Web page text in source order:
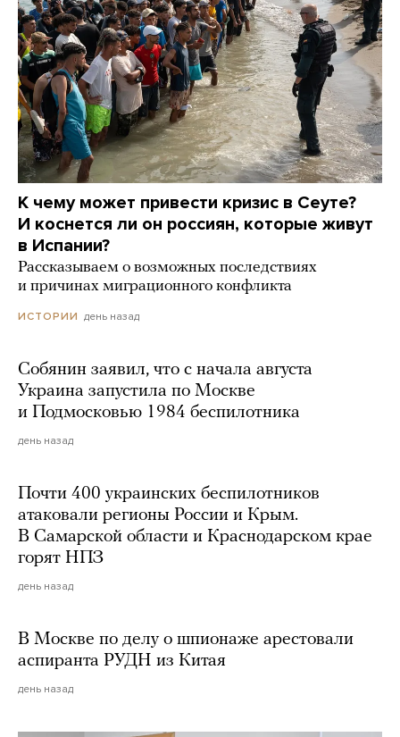
К чему может привести кризис в Сеуте?
И коснется ли он россиян, которые живут
в Испании?
Рассказываем о возможных последствиях
и причинах миграционного конфликта
ИСТОРИИ день назад
Собянин заявил, что с начала августа
Украина запустила по Москве
и Подмосковью 1984 беспилотника
день назад
Почти 400 украинских беспилотников
атаковали регионы России и Крым.
В Самарской области и Краснодарском крае
горят НПЗ
день назад
В Москве по делу о шпионаже арестовали
аспиранта РУДН из Китая
день назад